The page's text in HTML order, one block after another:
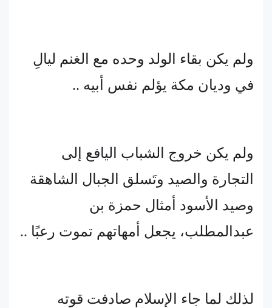
ولم يكن بقاء الولد وحده مع الغنم ليالِ
في وديان مكة يؤلم نفس أبيه ..
ولم يكن خروج الشباب اليافع إلى
التجارة والصيد وتَسلق الجبال الشاهقة
وصيد الأسود أمثال حمزة بن
عبدالمطلب، يجعل أمهاتهم تموت رعبًا ..
لذلك لما جاء الإسلام صادفت قوته